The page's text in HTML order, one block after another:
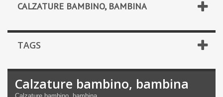
CALZATURE BAMBINO, BAMBINA
TAGS
Calzature bambino, bambina